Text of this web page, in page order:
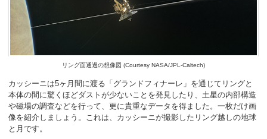
リング面通過の想像図 (Courtesy NASA/JPL-Caltech)
カッシーニは5ヶ月間に渡る「グランドフィナーレ」を通じてリングと
本体の間に驚くほどダストが少ないことを発見したり、土星の内部構造
や磁場の調査などを行って、更に貴重なデータを得ました。一枚だけ画
像を紹介しましょう。これは、カッシーニが撮影したリング越しの地球
と月です。